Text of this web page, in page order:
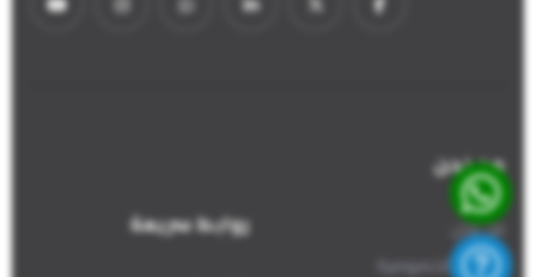
من نحن
من نحن
سياسة الخصوصية
روابط سريعة